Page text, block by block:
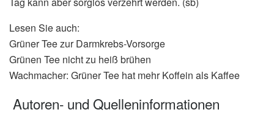
Lesen Sie auch:
Grüner Tee zur Darmkrebs-Vorsorge
Grünen Tee nicht zu heiß brühen
Wachmacher: Grüner Tee hat mehr Koffein als Kaffee
Autoren- und Quelleninformationen